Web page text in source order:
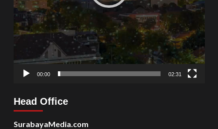
00:00 02:31
Head Office
SurabayaMedia.com